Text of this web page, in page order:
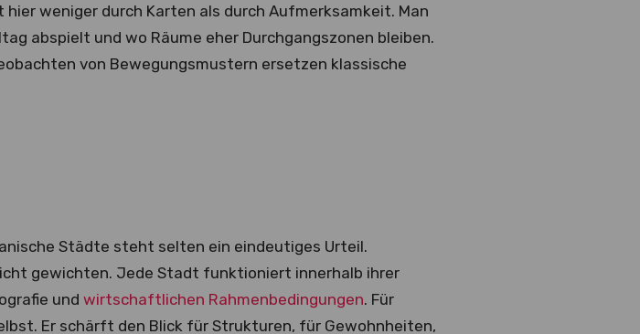
weniger durch Karten als durch Aufmerksamkeit. Man
abspielt und wo Räume eher Durchgangszonen bleiben.
von Bewegungsmustern ersetzen klassische
Städte steht selten ein eindeutiges Urteil.
gewichten. Jede Stadt funktioniert innerhalb ihrer
und wirtschaftlichen Rahmenbedingungen. Für
Er schärft den Blick für Strukturen, für Gewohnheiten,